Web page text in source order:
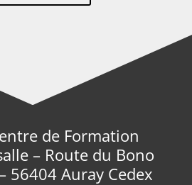
de Formation
– Route du Bono
56404 Auray Cedex